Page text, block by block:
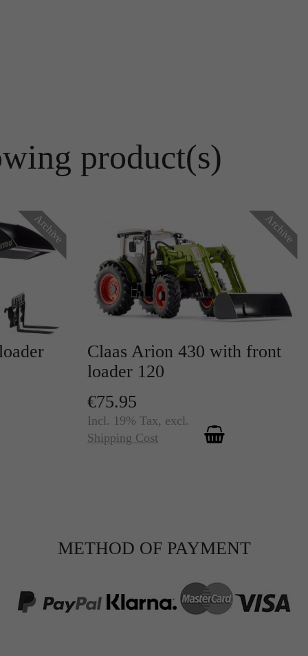
product(s)
Archive Archive
Claas Arion 430 with front
loader 120
€75.95
Incl. 19% Tax, excl.
Shipping Cost
METHOD OF PAYMENT